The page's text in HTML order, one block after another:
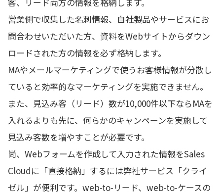
営業側で収集した名刺情報、自社製品やサービスにお
問合わせいただいた方、資料をWebサイトからダウン
ロードされた方の情報を必ず格納します。
MAやメールマーケティングで使うお客様情報が分散し
ていると効率的なマーケティングを実施できません。
また、見込み客（リード）数が10,000件以下ならMAを
入れるよりも先に、何らかのキャンペーンを実施して
見込み客数を増やすことが必要です。
尚、Webフォームを作成して入力された情報をSales
Cloudに「直接格納」するには弊社サービス「クライ
ゼル」が便利です。web-to-リード、web-to-ケースの